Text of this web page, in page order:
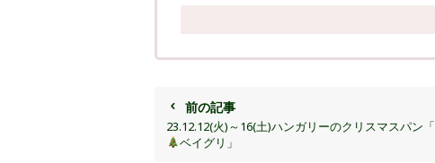
前の記事
23.12.12(火)～16(土)ハンガリーのクリスマスパン「
ベイグリ」